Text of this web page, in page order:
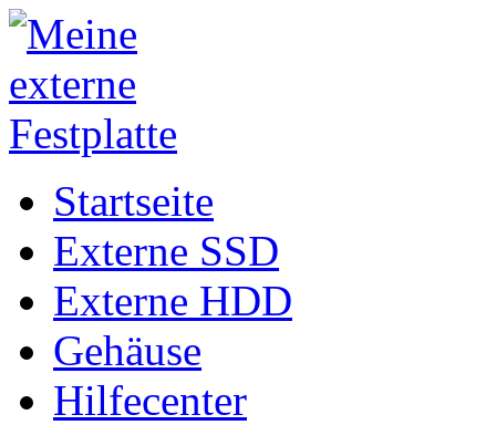
Startseite
Externe SSD
Externe HDD
Gehäuse
Hilfecenter